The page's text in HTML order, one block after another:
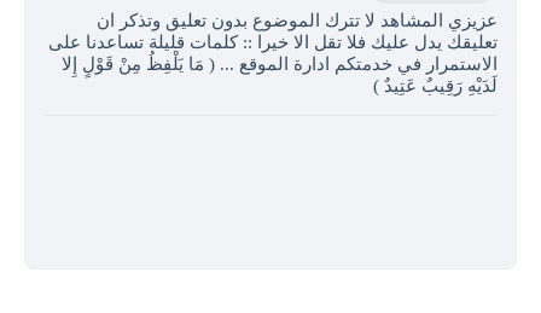
عزيزي المشاهد لا تترك الموضوع بدون تعليق وتذكر ان
تعليقك يدل عليك فلا تقل الا خيرا :: كلمات قليلة تساعدنا على
الاستمرار في خدمتكم ادارة الموقع ... ( مَا يَلْفِظُ مِنْ قَوْلٍ إِلا
لَدَيْهِ رَقِيبٌ عَتِيدٌ )